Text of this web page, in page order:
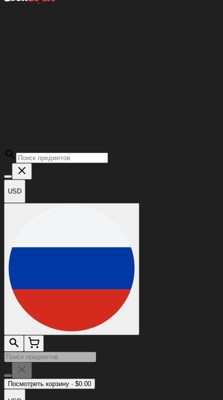
USD
Посмотреть корзину · $0.00